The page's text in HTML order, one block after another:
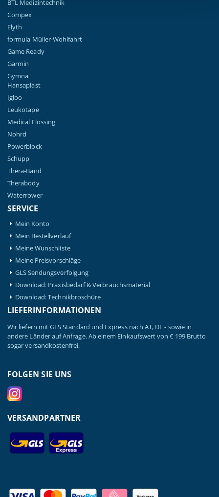
BTL Medizintechnik
Compex
Elyth
formula Müller-Wohlfahrt
Game Ready
Garmin
Gymna
Hansaplast
Igloo
Leukotape
Medical Flossing
Nohrd
Powerblock
Schupp
Thera-Band
Therabody
Waterrower
SERVICE
Mein Konto
Mein Bestellverlauf
Meine Wunschliste
Meine Preisvorschläge
GLS Sendungsverfolgung
Download: Praxisbedarf & Verbrauchsmaterial
Download: Technikbroschüre
LIEFERINFORMATIONEN
Wir liefern mit GLS Standard und Express nach AT, DE - sowie in
andere Länder auf Anfrage. Ab einem Einkaufswert von € 199 Brutto
sogar versandkostenfrei.
FOLGEN SIE UNS
VERSANDPARTNER